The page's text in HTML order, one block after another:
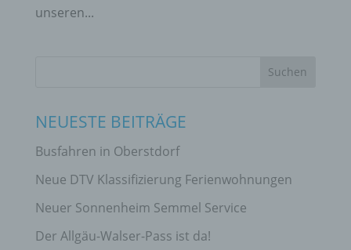
unseren...
NEUESTE BEITRÄGE
Busfahren in Oberstdorf
Neue DTV Klassifizierung Ferienwohnungen
Neuer Sonnenheim Semmel Service
Der Allgäu-Walser-Pass ist da!